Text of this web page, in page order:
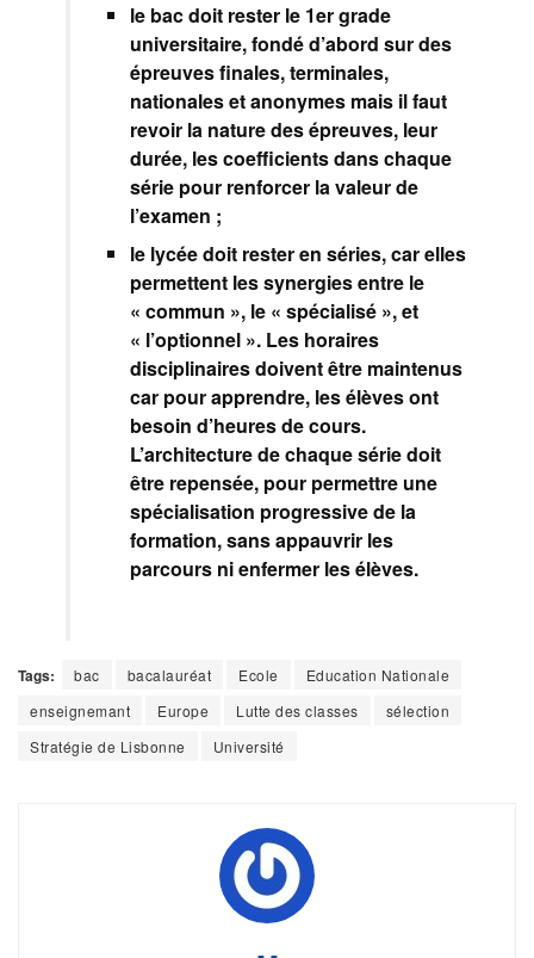
le bac doit rester le 1er grade
universitaire, fondé d’abord sur des
épreuves finales, terminales,
nationales et anonymes mais il faut
revoir la nature des épreuves, leur
durée, les coefficients dans chaque
série pour renforcer la valeur de
l’examen ;
le lycée doit rester en séries, car elles
permettent les synergies entre le
« commun », le « spécialisé », et
« l’optionnel ». Les horaires
disciplinaires doivent être maintenus
car pour apprendre, les élèves ont
besoin d’heures de cours.
L’architecture de chaque série doit
être repensée, pour permettre une
spécialisation progressive de la
formation, sans appauvrir les
parcours ni enfermer les élèves.
Tags: bac bacalauréat Ecole
Education Nationale
enseignemant
Europe Lutte des classes
sélection
Stratégie de Lisbonne
Université